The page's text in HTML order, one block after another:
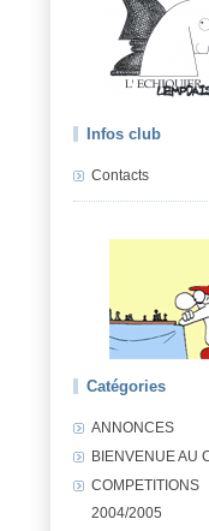
Infos club
Contacts
Catégories
ANNONCES
BIENVENUE AU
COMPETITIONS
2004/2005